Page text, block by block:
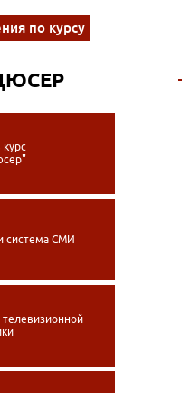
по курсу
система СМИ
телевизионной